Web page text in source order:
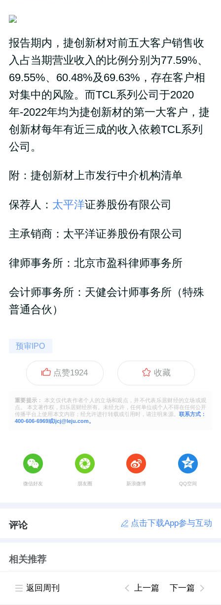
报告期内，捷创新材对前五大客户销售收
入占当期营业收入的比例分别为77.59%、
69.55%、60.48%及69.63%，存在客户相
对集中的风险。而TCL系列公司于2020
年-2022年均为捷创新材的第一大客户，捷
创新材每年有近三成的收入依赖TCL系列
公司。
附：捷创新材上市发行中介机构清单
保荐人： 太平洋证券股份有限公司
主承销商：太平洋证券股份有限公司
律师事务所：北京市盈科律师事务所
会计师事务所：天健会计师事务所（特殊
普通合伙）
返回周刊 上一篇 下一篇
预审IPO
点赞1924 收藏
重要提示：
本文仅代表作者个人的立场和观点，并不代表乐居财经的立场或观
点。 本文著作权，归乐居财经所有。未经允许，任何单位或个人不得在任何公开
传播平台上使用本文内容；经允许进行转载或引用时，请注明来源。 联系方式：
400-606-6969或ljcj@leju.com。
微信好友 朋友圈 新浪微博 QQ空间
评论 点击下载App参与互动
相关推荐
平安银行首笔多边央行数字货币桥跨境支付业